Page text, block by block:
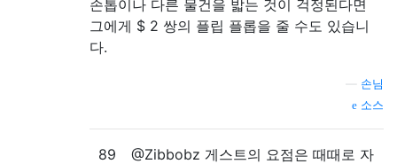
손톱이나 다른 물건을 밟는 것이 걱정된다면
그에게 $ 2 쌍의 플립 플롭을 줄 수도 있습니
다.
손님
소스
89
@Zibbobz 게스트의 요점은 때때로 자